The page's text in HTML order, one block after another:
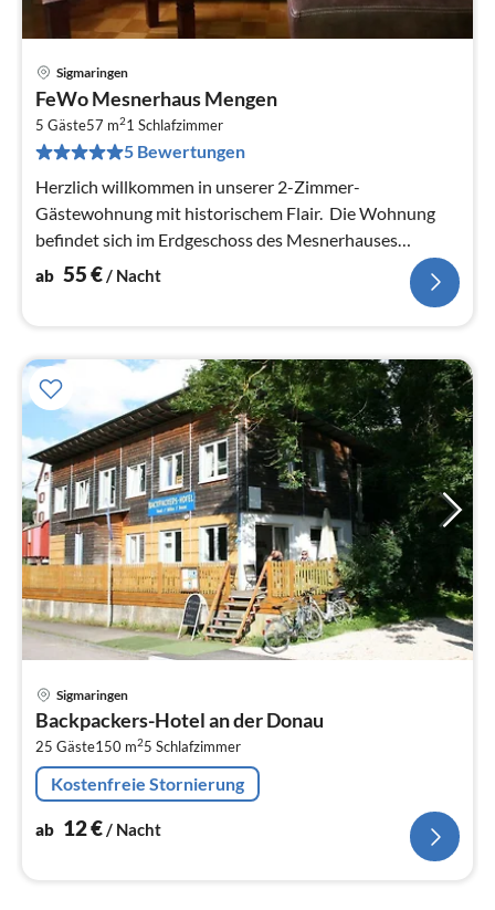
Sigmaringen
FeWo Mesnerhaus Mengen
5 Gäste57 m21 Schlafzimmer
5 Bewertungen
Herzlich willkommen in unserer 2-Zimmer-
Gästewohnung mit historischem Flair. Die Wohnung
befindet sich im Erdgeschoss des Mesnerhauses
Mengen, welches 1467 erbaut wurde.
ab 55€/ Nacht
Sigmaringen
Backpackers-Hotel an der Donau
25 Gäste150 m25 Schlafzimmer
Kostenfreie Stornierung
ab 12€/ Nacht